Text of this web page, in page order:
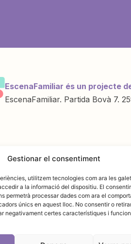
Gestionar el consentiment
utilitzem tecnologies com ara les
a la informació del dispositiu. El
permetrà processar dades com ara el
únics en aquest lloc. No consentir o
negativament certes característiques i
EscenaFamiliar és un projecte
EscenaFamiliar. Partida Bovà 7.
Amb la